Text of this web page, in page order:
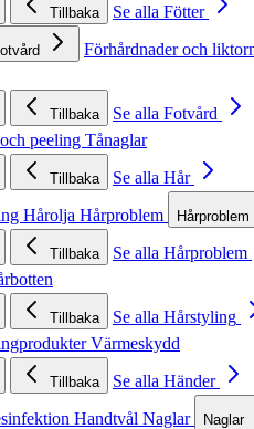
Tillbaka
Se alla Fötter
Förhårdnader och
Tillbaka
Se alla Fotvård
peeling Tånaglar
Tillbaka
Se alla Hår
Hårolja Hårproblem Hårproblem
Tillbaka
Se alla Hårproblem
Tillbaka
Se alla Hårstyling
Värmeskydd
Tillbaka
Se alla Händer
Handtvål Naglar Naglar